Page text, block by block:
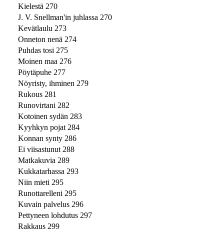
Kielestä 270
J. V. Snellman'in juhlassa 270
Kevätlaulu 273
Onneton nenä 274
Puhdas tosi 275
Moinen maa 276
Pöytäpuhe 277
Nöyristy, ihminen 279
Rukous 281
Runovirtani 282
Kotoinen sydän 283
Kyyhkyn pojat 284
Konnan synty 286
Ei viisastunut 288
Matkakuvia 289
Kukkatarhassa 293
Niin mieti 295
Runottarelleni 295
Kuvain palvelus 296
Pettyneen lohdutus 297
Rakkaus 299